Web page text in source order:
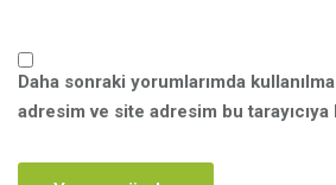
Daha sonraki yorumlarımda
adresim ve site adresim bu